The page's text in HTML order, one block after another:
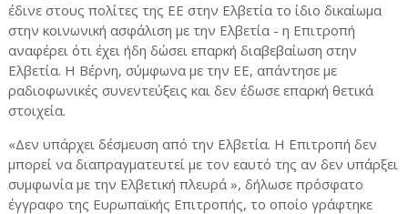
έδινε στους πολίτες της ΕΕ στην Ελβετία το ίδιο δικαίωμα
στην κοινωνική ασφάλιση με την Ελβετία - η Επιτροπή
αναφέρει ότι έχει ήδη δώσει επαρκή διαβεβαίωση στην
Ελβετία. Η Βέρνη, σύμφωνα με την ΕΕ, απάντησε με
ραδιοφωνικές συνεντεύξεις και δεν έδωσε επαρκή θετικά
στοιχεία.
«Δεν υπάρχει δέσμευση από την Ελβετία. Η Επιτροπή δεν
μπορεί να διαπραγματευτεί με τον εαυτό της αν δεν υπάρξει
συμφωνία με την Ελβετική πλευρά », δήλωσε πρόσφατο
έγγραφο της Ευρωπαϊκής Επιτροπής, το οποίο γράφτηκε